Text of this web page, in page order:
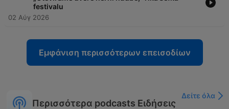
festivalu
02 Αύγ 2026
Εμφάνιση περισσότερων επεισοδίων
Περισσότερα podcasts Ειδήσεις
Δείτε όλα